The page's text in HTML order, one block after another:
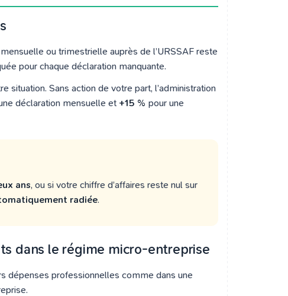
mensuelle ou trimestrielle auprès de l’URSSAF reste
pour chaque déclaration manquante.
situation. Sans action de votre part, l’administration
déclaration mensuelle et +15 % pour une
ans, ou si votre chiffre d’affaires reste nul sur
radiée.
dans le régime micro-entreprise
dépenses professionnelles comme dans une